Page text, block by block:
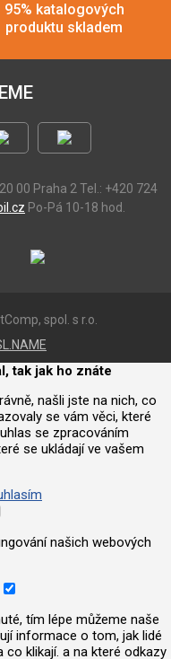
95% katalogových
produktu skladem
00 Praha 2 Tel.: +420 724
Po-Pá 10-18 hod.
spol. s r.o.
tak jak ho znáte
našli jste na nich, co
se vám věci, které
se zpracováním
se ukládají ve vašem
našich webových
tím lépe můžeme naše
informace o tom, jak lidé
co klikají. a na které odkazy